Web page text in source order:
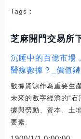
Tags：
芝麻開門交易所
沉睡中的百億市場
醫療數據？_價值鏈
數據資源作為重要生
未來的數字經濟的“
據與勞動、資本、土
要素.